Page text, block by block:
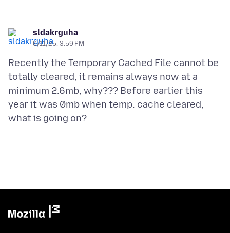
sldakrguha
6/11/25, 3:59 PM
Recently the Temporary Cached File cannot be
totally cleared, it remains always now at a
minimum 2.6mb, why??? Before earlier this
year it was 0mb when temp. cache cleared,